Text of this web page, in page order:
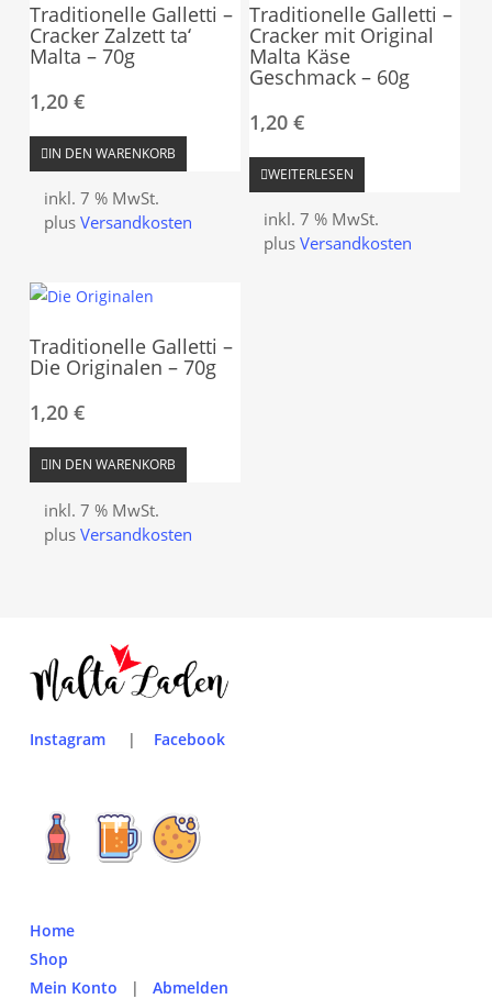
Traditionelle Galletti –
Cracker Zalzett ta‘
Malta – 70g
1,20 €
IN DEN WARENKORB
inkl. 7 % MwSt.
plus Versandkosten
Traditionelle Galletti –
Cracker mit Original
Malta Käse
Geschmack – 60g
1,20€
WEITERLESEN
inkl. 7 % MwSt.
plusVersandkosten
Traditionelle Galletti –
Die Originalen – 70g
1,20 €
IN DEN WARENKORB
inkl. 7 % MwSt.
plus Versandkosten
Instagram| Facebook
Home
Shop
Mein Konto | Abmelden